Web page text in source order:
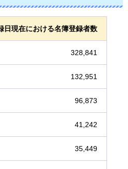
日現在における名簿登録者数
328,841
132,951
96,873
41,242
35,449